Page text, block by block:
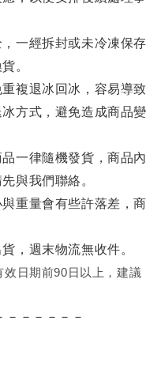
一經拆封或未冷凍保存
。
複退冰回冰，容易導致
冰方式，避免造成商品變
一律隨機發貨，商品內
與我們聯絡。
重量會有些許落差，商
，週末物流無收件。
日期前90日以上，建議
－－－－－－